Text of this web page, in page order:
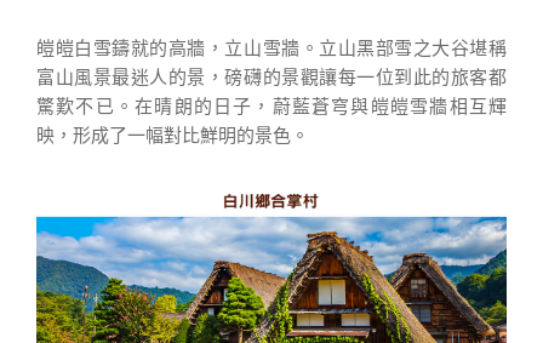
皚皚白雪鑄就的高牆，立山雪牆。立山黑部雪之大谷堪稱
富山風景最迷人的景，磅礴的景觀讓每一位到此的旅客都
驚歎不已。在晴朗的日子，蔚藍蒼穹與皚皚雪牆相互輝
映，形成了一幅對比鮮明的景色。